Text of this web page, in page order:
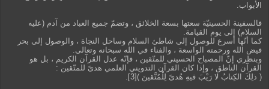
الأبواب.
فالسفينة الحسينيّة سعتها بسعة الخلائق ، وتضمّ جميع العباد من آدم (عليه
السلام) إلى يوم القيامة.
كما أنّها أسرع للوصول إلى شاطئ السلام وساحل النجاة ، والوصول إلى بحر
فيض الله ورحمته الواسعة ، والفناء في الله سبحانه وتعالى.
وبنظري إنّ المصباح الحسيني للمتّقين ، فإنّه عدل القرآن الكريم ، بل هو
القرآن الناطق ، وإذا كان القرآن التدويني العلمي هدىً للمتّقين :
( ذلِكَ الكِتابُ لا رَيْبَ فيهِ هُدىً لِلْمُتَّقينَ )[3].